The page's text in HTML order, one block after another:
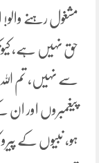
مشغول رہنے
حق نہیں ہے،
سے نہیں، تم
پیغمبروں اور
ہو، نبیوں کے